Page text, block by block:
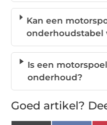
Kan een
onderhoudstabel
Is een
onderhoud?
Goed artikel?